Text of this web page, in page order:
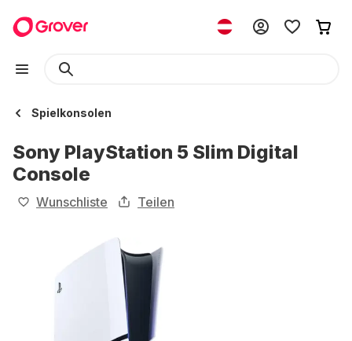
Spielkonsolen
Sony PlayStation 5 Slim Digital
Console
Wunschliste Teilen